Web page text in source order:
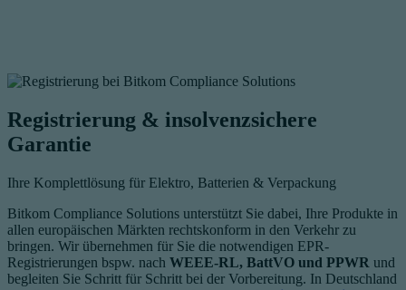
Registrierung & insolvenzsichere
Garantie
Ihre Komplettlösung für Elektro, Batterien & Verpackung
Bitkom Compliance Solutions unterstützt Sie dabei, Ihre Produkte in
allen europäischen Märkten rechtskonform in den Verkehr zu
bringen. Wir übernehmen für Sie die notwendigen EPR-
Registrierungen bspw. nach WEEE-RL, BattVO und PPWR und
begleiten Sie Schritt für Schritt bei der Vorbereitung. In Deutschland